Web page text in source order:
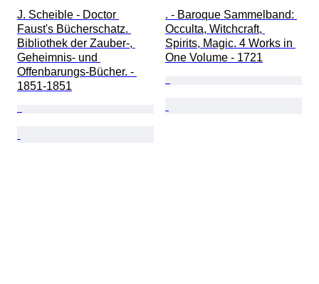
J. Scheible - Doctor
Faust's Bücherschatz.
Bibliothek der Zauber-,
Geheimnis- und
Offenbarungs-Bücher. -
1851-1851
. - Baroque Sammelband:
Occulta, Witchcraft,
Spirits, Magic. 4 Works in
One Volume - 1721